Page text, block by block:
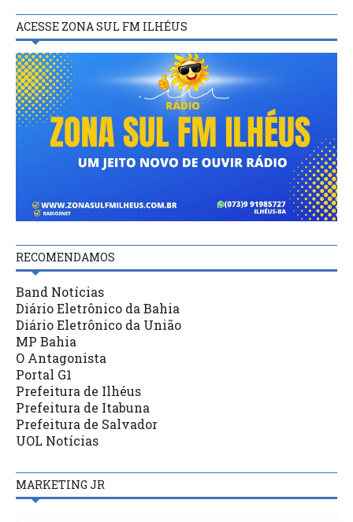
ACESSE ZONA SUL FM ILHÉUS
RECOMENDAMOS
Band Notícias
Diário Eletrônico da Bahia
Diário Eletrônico da União
MP Bahia
O Antagonista
Portal G1
Prefeitura de Ilhéus
Prefeitura de Itabuna
Prefeitura de Salvador
UOL Notícias
MARKETING JR